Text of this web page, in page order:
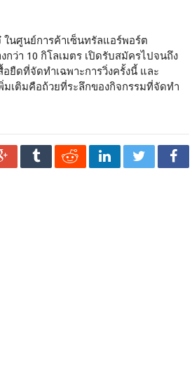
ในศูนย์การค้าเซ็นทรัลแอร์พอร์ต
กว่า 10 กิโลเมตร เปิดรับสมัครไปจนถึง
ยืดที่จัดทำเฉพาะการวิ่งครั้งนี้ และ
เติมคือถ้วยที่ระลึกของกิจกรรมที่จัดทำ